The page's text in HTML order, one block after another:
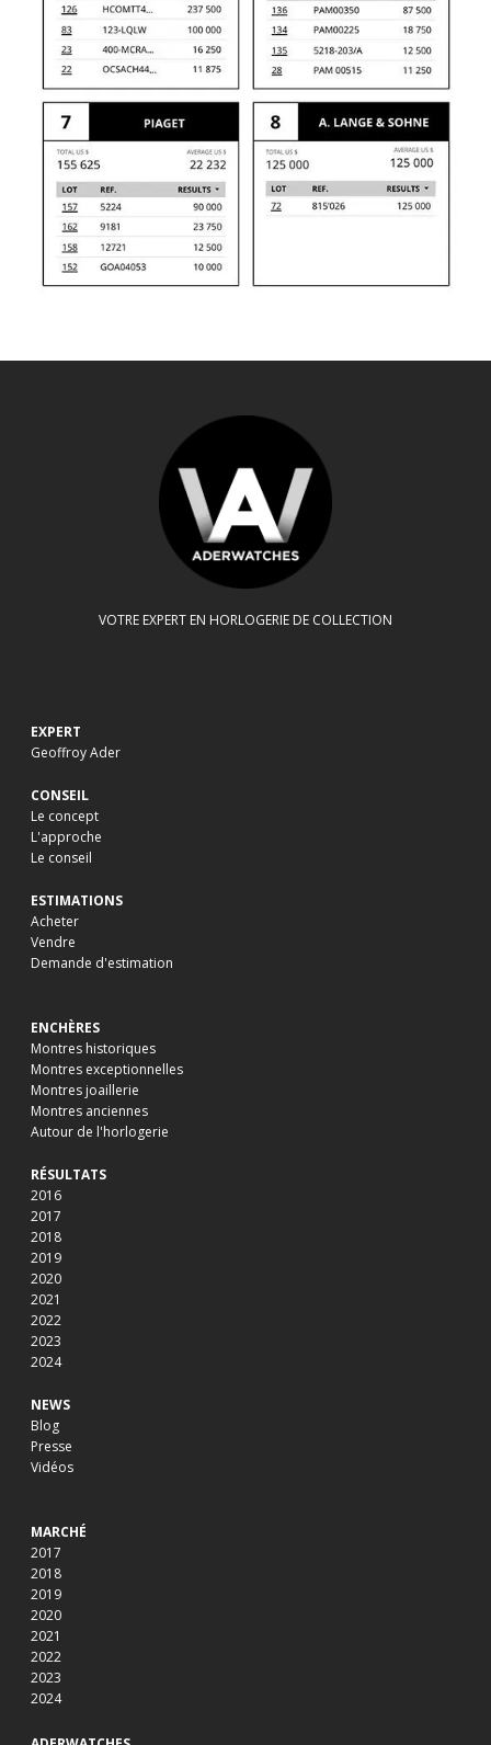
VOTRE EXPERT EN HORLOGERIE DE COLLECTION
EXPERT
Geoffroy Ader
CONSEIL
Le concept
L'approche
Le conseil
ESTIMATIONS
Acheter
Vendre
Demande d'estimation
ENCHÈRES
Montres historiques
Montres exceptionnelles
Montres joaillerie
Montres anciennes
Autour de l'horlogerie
RÉSULTATS
2016
2017
2018
2019
2020
2021
2022
2023
2024
NEWS
Blog
Presse
Vidéos
MARCHÉ
2017
2018
2019
2020
2021
2022
2023
2024